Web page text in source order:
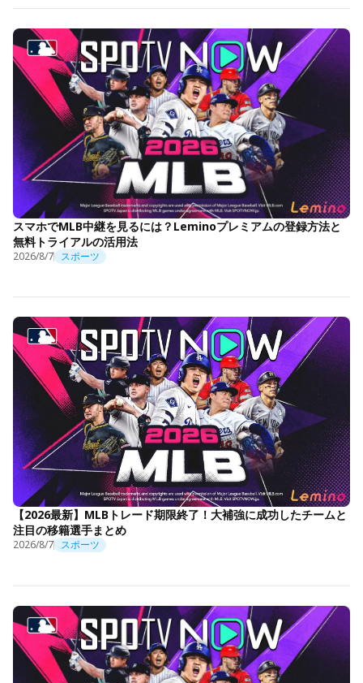
スマホでMLB中継を見るには？Leminoプレミアムの登録方法と
無料トライアルの活用法
2026/8/7 スポーツ
【2026最新】MLBトレード期限終了！大補強に成功したチームと
注目の移籍選手まとめ
2026/8/7 スポーツ